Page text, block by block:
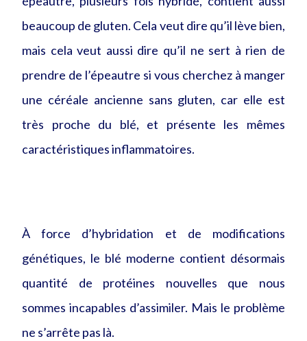
beaucoup de gluten. Cela veut dire qu’il lève bien,
mais cela veut aussi dire qu’il ne sert à rien de
prendre de l’épeautre si vous cherchez à manger
une céréale ancienne sans gluten, car elle est
très proche du blé, et présente les mêmes
caractéristiques inflammatoires.
À force d’hybridation et de modifications
génétiques, le blé moderne contient désormais
quantité de protéines nouvelles que nous
sommes incapables d’assimiler. Mais le problème
ne s’arrête pas là.